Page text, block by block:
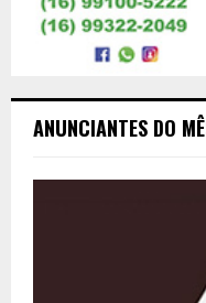
ANUNCIANTES DO